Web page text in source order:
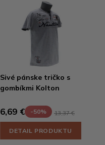
Sivé pánske tričko s
gombíkmi Kolton
6,69 € -50% 13,37 €
DETAIL PRODUKTU